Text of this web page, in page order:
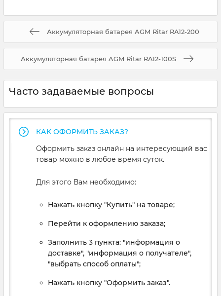
Аккумуляторная батарея AGM Ritar RA12-200
Аккумуляторная батарея AGM Ritar RA12-100S
Часто задаваемые вопросы
КАК ОФОРМИТЬ ЗАКАЗ?
Оформить заказ онлайн на интересующий вас
товар можно в любое время суток.
Для этого Вам необходимо:
Нажать кнопку "Купить" на товаре;
Перейти к оформлению заказа;
Заполнить 3 пункта: "информация о
доставке", "информация о получателе",
"выбрать способ оплаты";
Нажать кнопку "Оформить заказ".